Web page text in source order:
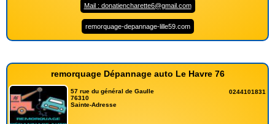
Mail : donatiencharette6@gmail.com
remorquage-depannage-lille59.com
remorquage Dépannage auto Le Havre 76
57 rue du général de Gaulle
76310
Sainte-Adresse
0244101831